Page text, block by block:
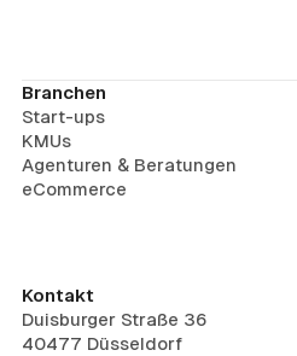
Branchen
Start-ups
KMUs
Agenturen & Beratungen
eCommerce
Kontakt
Duisburger Straße 36
40477 Düsseldorf